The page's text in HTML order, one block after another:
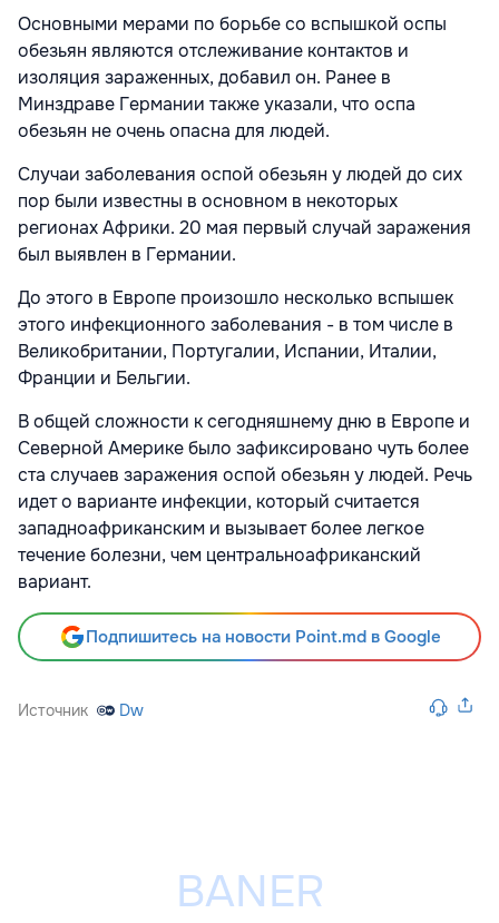
Основными мерами по борьбе со вспышкой оспы
обезьян являются отслеживание контактов и
изоляция зараженных, добавил он. Ранее в
Минздраве Германии также указали, что оспа
обезьян не очень опасна для людей.
Случаи заболевания оспой обезьян у людей до сих
пор были известны в основном в некоторых
регионах Африки. 20 мая первый случай заражения
был выявлен в Германии.
До этого в Европе произошло несколько вспышек
этого инфекционного заболевания - в том числе в
Великобритании, Португалии, Испании, Италии,
Франции и Бельгии.
В общей сложности к сегодняшнему дню в Европе и
Северной Америке было зафиксировано чуть более
ста случаев заражения оспой обезьян у людей. Речь
идет о варианте инфекции, который считается
западноафриканским и вызывает более легкое
течение болезни, чем центральноафриканский
вариант.
Подпишитесь на новости Point.md в Google
Источник Dw